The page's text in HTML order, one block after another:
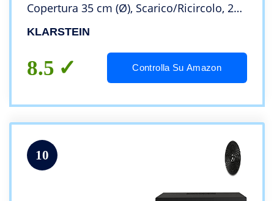
Copertura 35 cm (Ø), Scarico/Ricircolo, 2
Filtri ai Carboni Attivi Inclusi, Acciaio Inox,
KLARSTEIN
8.5 Controlla Su Amazon
10